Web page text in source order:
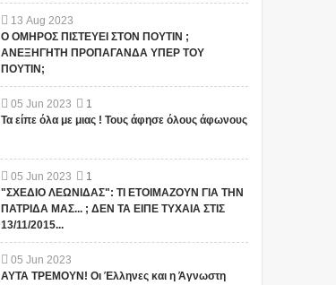
13 Aug 2023
Ο ΟΜΗΡΟΣ ΠΙΣΤΕΥΕΙ ΣΤΟΝ ΠΟΥΤΙΝ ;
ΑΝΕΞΗΓΗΤΗ ΠΡΟΠΑΓΑΝΔΑ ΥΠΕΡ ΤΟΥ
ΠΟΥΤΙΝ;
05 Jun 2023
1
Τα είπε όλα με μιας ! Τους άφησε όλους άφωνους
05 Jun 2023
1
"ΣΧΕΔΙΟ ΛΕΩΝΙΔΑΣ": ΤΙ ΕΤΟΙΜΑΖΟΥΝ ΓΙΑ ΤΗΝ
ΠΑΤΡΙΔΑ ΜΑΣ... ; ΔΕΝ ΤΑ ΕΙΠΕ ΤΥΧΑΙΑ ΣΤΙΣ
13/11/2015...
05 Jun 2023
ΑΥΤΑ ΤΡΕΜΟΥΝ! Οι Έλληνες και η Άγνωστη